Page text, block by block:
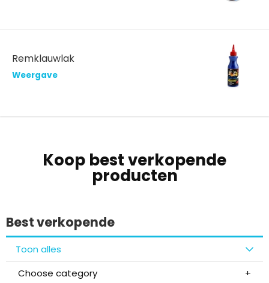
Remklauwlak
Weergave
Koop best verkopende
producten
Best verkopende
Toon alles
Choose category